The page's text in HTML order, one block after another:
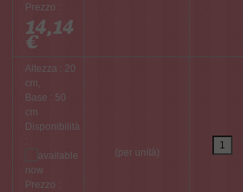
Prezzo :
14,14
€
Altezza : 20
cm,
Base : 50
cm
Disponibilità
:
Prezzo :
(per unità)